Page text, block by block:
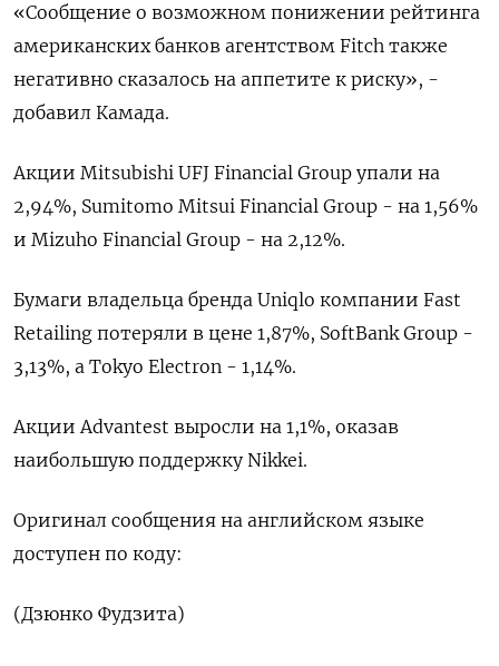
«Сообщение о возможном понижении рейтинга
американских банков агентством Fitch также
негативно сказалось на аппетите к риску», -
добавил Камада.
Акции Mitsubishi UFJ Financial Group упали на
2,94%, Sumitomo Mitsui Financial Group - на 1,56%
и Mizuho Financial Group - на 2,12%.
Бумаги владельца бренда Uniqlo компании Fast
Retailing потеряли в цене 1,87%, SoftBank Group -
3,13%, а Tokyo Electron - 1,14%.
Акции Advantest выросли на 1,1%, оказав
наибольшую поддержку Nikkei.
Оригинал сообщения на английском языке
доступен по коду:
(Дзюнко Фудзита)